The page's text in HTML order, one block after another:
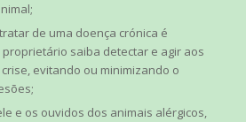
de uma doença crónica é
saiba detectar e agir aos
evitando ou minimizando o
e os ouvidos dos animais alérgicos,